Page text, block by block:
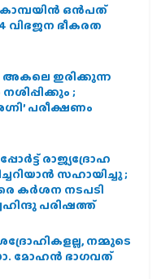
ഒന്‍പത്
ഭീകരത
അകലെ ഇരിക്കുന്ന
;
പരീക്ഷണം
രാജ്യദ്രോഹ
സഹായിച്ചു ;
കർശന നടപടി
പരിഷത്ത്
നമ്മുടെ
മോഹന്‍ ഭാഗവത്